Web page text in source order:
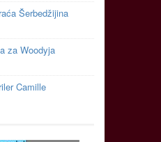
Šerbedžijina
za Woodyja
Camille